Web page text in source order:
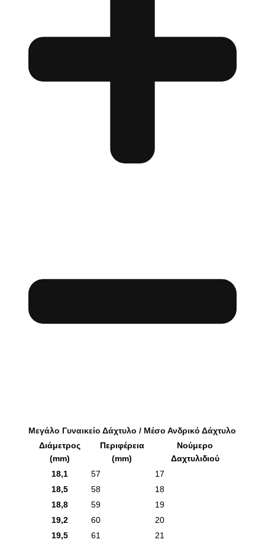
Μεγάλο Γυναικείο Δάχτυλο / Μέσο Ανδρικό Δάχτυλο
Διάμετρος
(mm)
Περιφέρεια
(mm)
Νούμερο
Δαχτυλιδιού
18,1
57
17
18,5
58
18
18,8
59
19
19,2
60
20
19,5
61
21